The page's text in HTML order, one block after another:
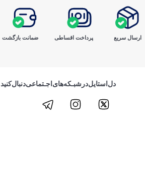
ارسال سریع پرداخت ‌اقساطی ضمانت بازگشت
دل‌استایل‌در‌‌شبـکه‌های‌اجـتماعی‌دنبال‌کنید